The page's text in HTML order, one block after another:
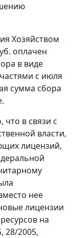
Хозяйством
оплачен
в виде
с июля
сумма сбора
что в связи с
власти,
лицензий,
нее
лицензии
на
28/2005,